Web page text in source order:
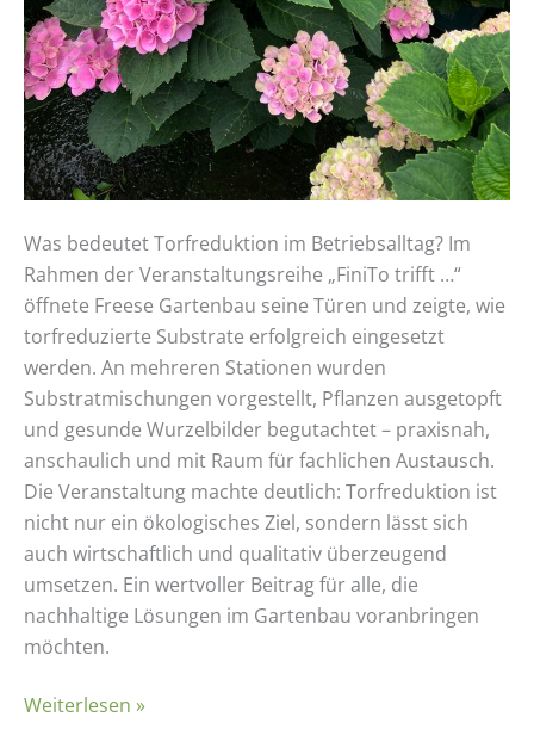
Was bedeutet Torfreduktion im Betriebsalltag? Im
Rahmen der Veranstaltungsreihe „FiniTo trifft …“
öffnete Freese Gartenbau seine Türen und zeigte, wie
torfreduzierte Substrate erfolgreich eingesetzt
werden. An mehreren Stationen wurden
Substratmischungen vorgestellt, Pflanzen ausgetopft
und gesunde Wurzelbilder begutachtet – praxisnah,
anschaulich und mit Raum für fachlichen Austausch.
Die Veranstaltung machte deutlich: Torfreduktion ist
nicht nur ein ökologisches Ziel, sondern lässt sich
auch wirtschaftlich und qualitativ überzeugend
umsetzen. Ein wertvoller Beitrag für alle, die
nachhaltige Lösungen im Gartenbau voranbringen
möchten.
Weiterlesen »